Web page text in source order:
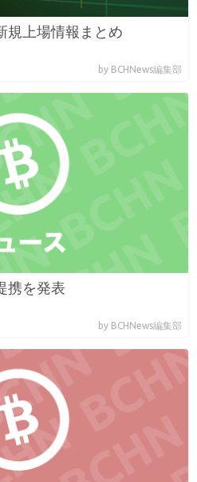
規上場情報まとめ
by BCHNews編集部
携を発表
by BCHNews編集部